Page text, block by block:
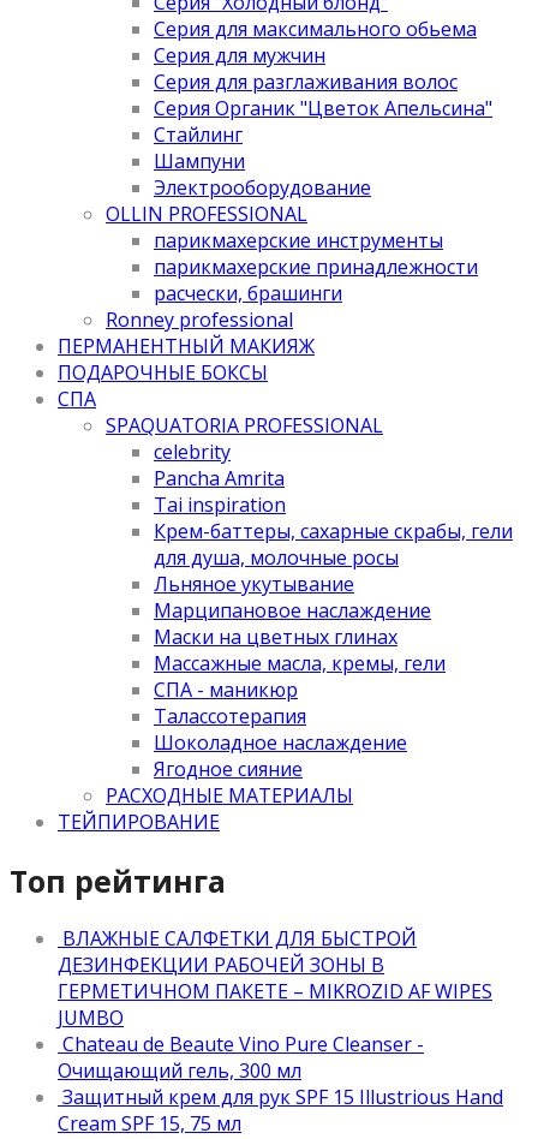
Серия для максимального обьема
Серия для мужчин
Серия для разглаживания волос
Серия Органик "Цветок Апельсина"
Стайлинг
Шампуни
Электрооборудование
OLLIN PROFESSIONAL
парикмахерские инструменты
парикмахерские принадлежности
расчески, брашинги
Ronney professional
ПЕРМАНЕНТНЫЙ МАКИЯЖ
ПОДАРОЧНЫЕ БОКСЫ
СПА
SPAQUATORIA PROFESSIONAL
celebrity
Pancha Amrita
Tai inspiration
Крем-баттеры, сахарные скрабы, гели
для душа, молочные росы
Льняное укутывание
Марципановое наслаждение
Маски на цветных глинах
Массажные масла, кремы, гели
СПА - маникюр
Талассотерапия
Шоколадное наслаждение
Ягодное сияние
РАСХОДНЫЕ МАТЕРИАЛЫ
ТЕЙПИРОВАНИЕ
Топ рейтинга
ВЛАЖНЫЕ САЛФЕТКИ ДЛЯ БЫСТРОЙ
ДЕЗИНФЕКЦИИ РАБОЧЕЙ ЗОНЫ В
ГЕРМЕТИЧНОМ ПАКЕТЕ – MIKROZID AF WIPES
JUMBO
Chateau de Beaute Vino Pure Cleanser -
Очищающий гель, 300 мл
Защитный крем для рук SPF 15 Illustrious Hand
Cream SPF 15, 75 мл